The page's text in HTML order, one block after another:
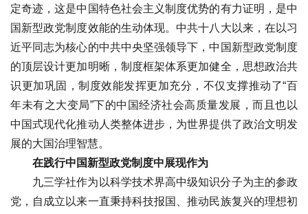
定奇迹，这是中国特色社会主义制度优势的有力证明，是中
国新型政党制度效能的生动体现。中共十八大以来，在以习
近平同志为核心的中共中央坚强领导下，中国新型政党制度
的顶层设计更加明晰，制度框架体系更加健全，思想政治共
识更加巩固，制度效能发挥更加充分，不仅支撑推动了“百
年未有之大变局”下的中国经济社会高质量发展，而且也以
中国式现代化推动人类整体进步，为世界提供了政治文明发
展的大国治理智慧。
在践行中国新型政党制度中展现作为
九三学社作为以科学技术界高中级知识分子为主的参政
党，自成立以来一直秉持科技报国、推动民族复兴的理想初